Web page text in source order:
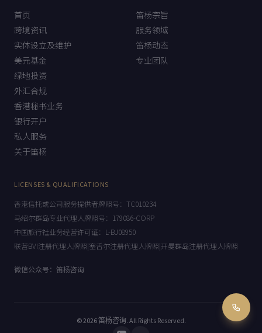
首页
跨境资讯
实体设立及维护
美元基金
绿地投资
外汇合规
香港秘书业务
银行开户
私人服务
关于笛杨
笛杨宗旨
服务领域
笛杨动态
专业团队
LICENSES & QUALIFICATIONS
香港信托或公司服务提供者牌照号：TC010234
马绍尔群岛专业代理人牌照号：179086-CORP
中国旅行社业务经营许可证：L-BJ08950
联营BVI注册代理人牌照|塞舌尔注册代理人牌照|开曼群岛注册代理人牌照
微信公众号：笛杨咨询
© 2026笛杨咨询. All Rights Reserved.